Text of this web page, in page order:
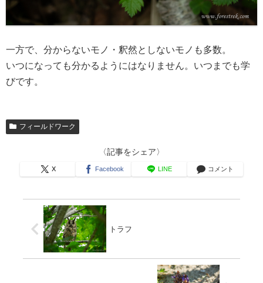
一方で、分からないモノ・釈然としないモノも多数。
いつになっても分かるようにはなりません。いつまでも学
びです。
フィールドワーク
〈記事をシェア〉
X Facebook LINE コメント
トラフ